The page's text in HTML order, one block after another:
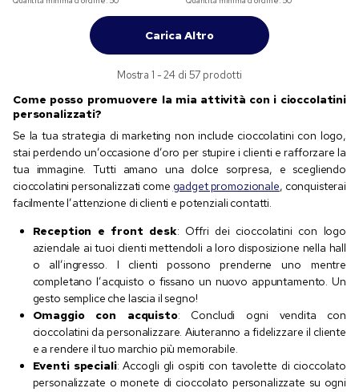
Carica Altro
Mostra 1 - 24 di 57 prodotti
Come posso promuovere la mia attività con i cioccolatini
personalizzati?
Se la tua strategia di marketing non include cioccolatini con logo,
stai perdendo un’occasione d’oro per stupire i clienti e rafforzare la
tua immagine. Tutti amano una dolce sorpresa, e scegliendo
cioccolatini personalizzati come gadget promozionale, conquisterai
facilmente l’attenzione di clienti e potenziali contatti.
Reception e front desk: Offri dei cioccolatini con logo
aziendale ai tuoi clienti mettendoli a loro disposizione nella hall
o all’ingresso. I clienti possono prenderne uno mentre
completano l’acquisto o fissano un nuovo appuntamento. Un
gesto semplice che lascia il segno!
Omaggio con acquisto: Concludi ogni vendita con
cioccolatini da personalizzare. Aiuteranno a fidelizzare il cliente
e a rendere il tuo marchio più memorabile.
Eventi speciali: Accogli gli ospiti con tavolette di cioccolato
personalizzate o monete di cioccolato personalizzate su ogni